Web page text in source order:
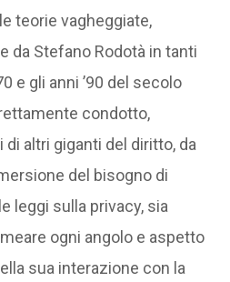
teorie vagheggiate,
da Stefano Rodotà in tanti
e gli anni ’90 del secolo
condotto,
altri giganti del diritto, da
del bisogno di
leggi sulla privacy, sia
ogni angolo e aspetto
sua interazione con la